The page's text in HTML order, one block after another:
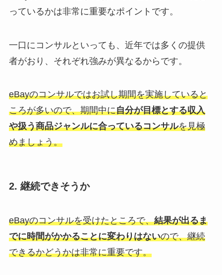
っているかは非常に重要なポイントです。
一口にコンサルといっても、近年では多くの提供
者がおり、それぞれ強みが異なるからです。
eBayのコンサルではお試し期間を実施していると
ころが多いので、期間中に自分が目標とする収入
や扱う商品ジャンルに合っているコンサルを見極
めましょう。
2. 継続できそうか
eBayのコンサルを受けたところで、結果が出るま
でに時間がかかることに変わりはないので、継続
できるかどうかは非常に重要です。